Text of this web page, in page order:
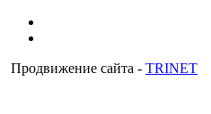
Продвижение сайта - TRINET